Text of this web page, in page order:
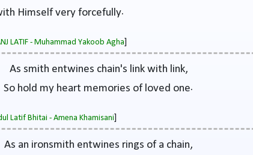
Himself very forcefully.
LATIF - Muhammad Yakoob Agha
As smith entwines chain's link with link,
So hold my heart memories of loved one.
Latif Bhitai - Amena Khamisani
As an ironsmith entwines rings of a chain,